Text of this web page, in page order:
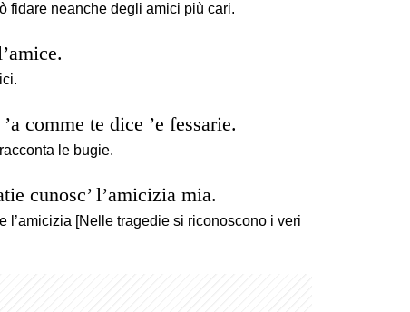
fidare neanche degli amici più cari.
comme te dice ’e fessarie.
le bugie.
cunosc’ l’amicizia mia.
l’amicizia [Nelle tragedie si riconoscono i veri